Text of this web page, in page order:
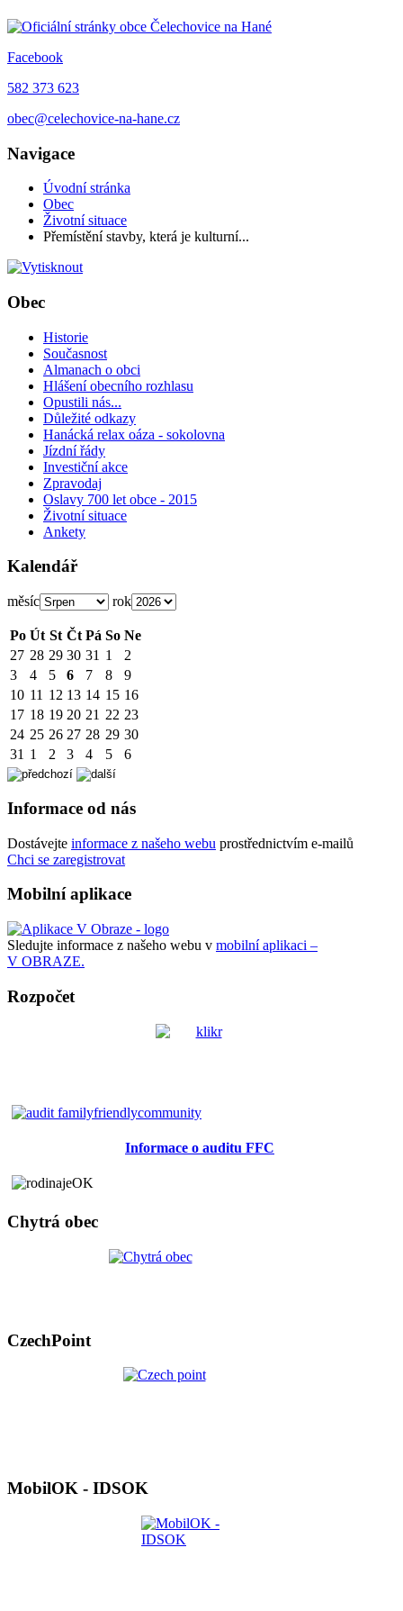
Facebook
582 373 623
obec@celechovice-na-hane.cz
Navigace
Úvodní stránka
Obec
Životní situace
Přemístění stavby, která je kulturní...
Obec
Historie
Současnost
Almanach o obci
Hlášení obecního rozhlasu
Opustili nás...
Důležité odkazy
Hanácká relax oáza - sokolovna
Jízdní řády
Investiční akce
Zpravodaj
Oslavy 700 let obce - 2015
Životní situace
Ankety
Kalendář
měsíc rok
Po Út St Čt Pá So Ne
27 28 29 30 31 1
2
3
4 5 6 7 8
9
10 11 12 13 14 15 16
17 18 19 20 21 22 23
24 25 26 27 28 29 30
31 1 2 3 4 5 6
Informace od nás
Dostávejte informace z našeho webu prostřednictvím e-mailů
Chci se zaregistrovat
Mobilní aplikace
Sledujte informace z našeho webu v mobilní aplikaci –
V OBRAZE.
Rozpočet
Informace o auditu FFC
Chytrá obec
CzechPoint
MobilOK - IDSOK